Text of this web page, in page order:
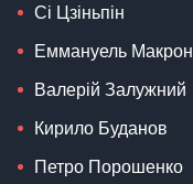
Сі Цзіньпін
Еммануель Макрон
Валерій Залужний
Кирило Буданов
Петро Порошенко